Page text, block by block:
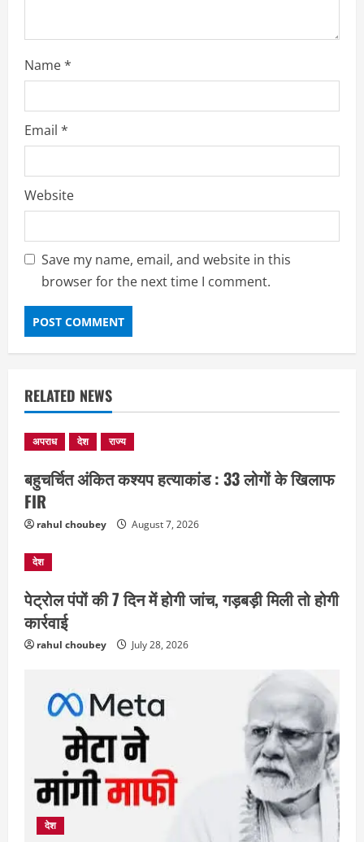
Name*
Email *
Website
Save my name, email, and website in this
browser for the next time I comment.
RELATED NEWS
अपराध देश राज्य
बहुचर्चित अंकित कश्यप हत्याकांड : 33 लोगों के खिलाफ
FIR
rahul choubey August 7, 2026
देश
पेट्रोल पंपों की 7 दिन में होगी जांच, गड़बड़ी मिली तो होगी
कार्रवाई
rahul choubey July 28, 2026
देश
छत्तीसगढ़ राज्य लाइफ स्टाइल
August 7, 2026
3
बहुचर्चित अंकित कश्यप हत्याकांड : 33 लोगों के
August 7, 2026
4
ग्रेटर नोएडा में दूषित पानी पीने से 100 से ज्यादा
लोग बीमार
August 6, 2026
छत्तीसगढ़
रायपुर में “लक्ष्य” द्वारा भव्य प्रतिभा सम्मान एवं
करियर मार्गदर्शन कार्यक्रम संपन्न